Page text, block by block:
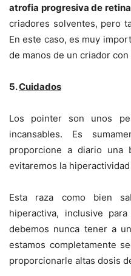
atrofia progresiva de retina
criadores solventes, pero
En este caso, es muy
de manos de un criador
5.Cuidados
Los pointer son unos
incansables. Es
proporcione a diario una
evitaremos la hiperactividad
Esta raza como bien
hiperactiva, inclusive
debemos nunca tener a
estamos completamente
proporcionarle altas dosis